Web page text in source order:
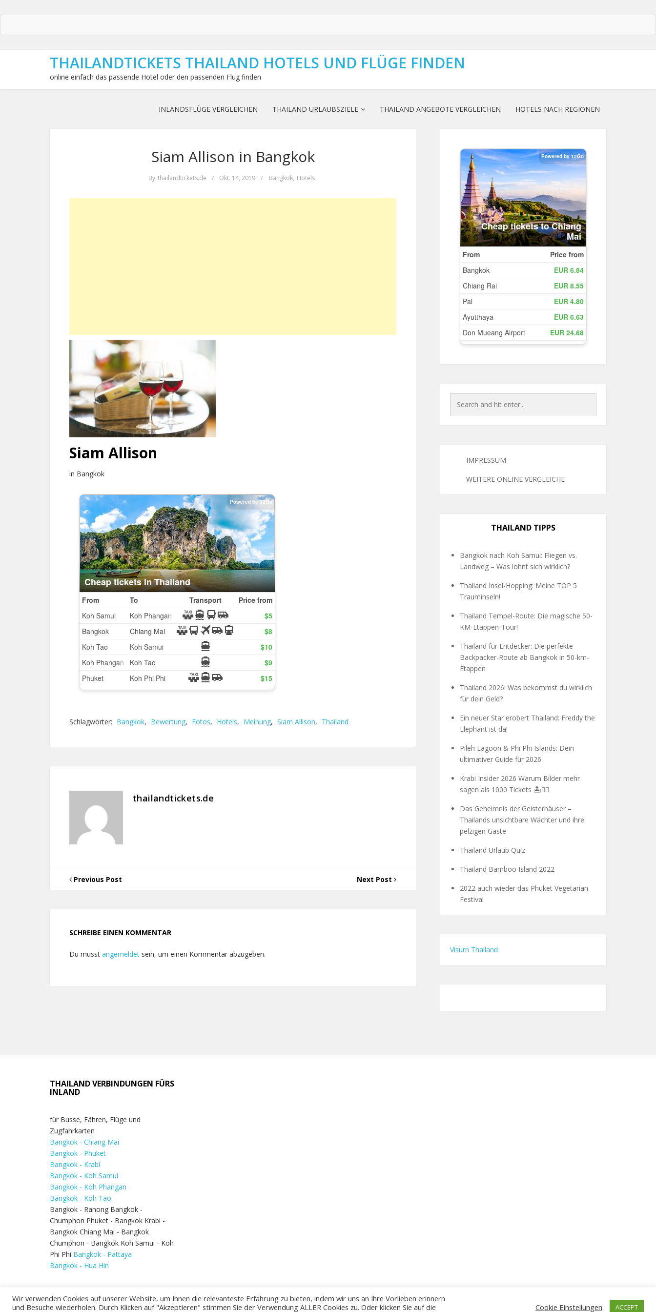
THAILANDTICKETS THAILAND HOTELS UND FLÜGE FINDEN
online einfach das passende Hotel oder den passenden Flug finden
INLANDSFLÜGE VERGLEICHEN THAILAND URLAUBSZIELE THAILAND ANGEBOTE VERGLEICHEN HOTELS NACH REGIONEN
Siam Allison in Bangkok
By thailandtickets.de / Okt. 14, 2019 / Bangkok, Hotels
Siam Allison
in Bangkok
Schlagwörter: Bangkok, Bewertung, Fotos, Hotels, Meinung, Siam Allison, Thailand
thailandtickets.de
Previous Post Next Post
SCHREIBE EINEN KOMMENTAR
Du musst angemeldet sein, um einen Kommentar abzugeben.
IMPRESSUM
WEITERE ONLINE VERGLEICHE
THAILAND TIPPS
Bangkok nach Koh Samui: Fliegen vs.
Landweg – Was lohnt sich wirklich?
Thailand Insel-Hopping: Meine TOP 5
Trauminseln!
Thailand Tempel-Route: Die magische 50-
KM-Etappen-Tour!
Thailand für Entdecker: Die perfekte
Backpacker-Route ab Bangkok in 50-km-
Etappen
Thailand 2026: Was bekommst du wirklich
für dein Geld?
Ein neuer Star erobert Thailand: Freddy the
Elephant ist da!
Pileh Lagoon & Phi Phi Islands: Dein
ultimativer Guide für 2026
Krabi Insider 2026 Warum Bilder mehr
sagen als 1000 Tickets 🏝️🧗‍♂️
Das Geheimnis der Geisterhäuser –
Thailands unsichtbare Wächter und ihre
pelzigen Gäste
Thailand Urlaub Quiz
Thailand Bamboo Island 2022
2022 auch wieder das Phuket Vegetarian
Festival
Visum Thailand
THAILAND VERBINDUNGEN FÜRS
INLAND
für Busse, Fähren, Flüge und
Zugfahrkarten
Bangkok - Chiang Mai
Bangkok - Phuket
Bangkok - Krabi
Bangkok - Koh Samui
Bangkok - Koh Phangan
Bangkok - Koh Tao
Bangkok - Ranong Bangkok -
Chumphon Phuket - Bangkok Krabi -
Bangkok Chiang Mai - Bangkok
Chumphon - Bangkok Koh Samui - Koh
Phi Phi Bangkok - Pattaya
Bangkok - Hua Hin
Wir verwenden Cookies auf unserer Website, um Ihnen die relevanteste Erfahrung zu bieten, indem wir uns an Ihre Vorlieben erinnern
und Besuche wiederholen. Durch Klicken auf "Akzeptieren" stimmen Sie der Verwendung ALLER Cookies zu. Oder klicken Sie auf die
Cookie Einstellungen ACCEPT